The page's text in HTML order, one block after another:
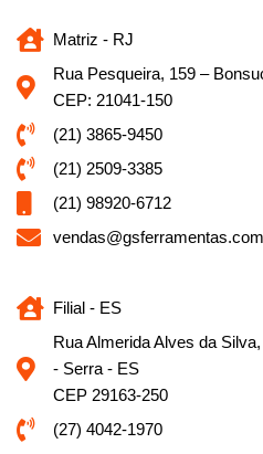
Matriz - RJ
Rua Pesqueira, 159 –
CEP: 21041-150
(21) 3865-9450
(21) 2509-3385
(21) 98920-6712
Filial - ES
Rua Almerida Alves da
- Serra - ES
CEP 29163-250
(27) 4042-1970